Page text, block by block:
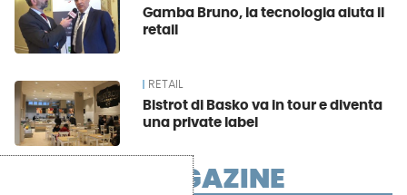
Gamba Bruno, la tecnologia aiuta il
retail
RETAIL
Bistrot di Basko va in tour e diventa
una private label
MAGAZINE